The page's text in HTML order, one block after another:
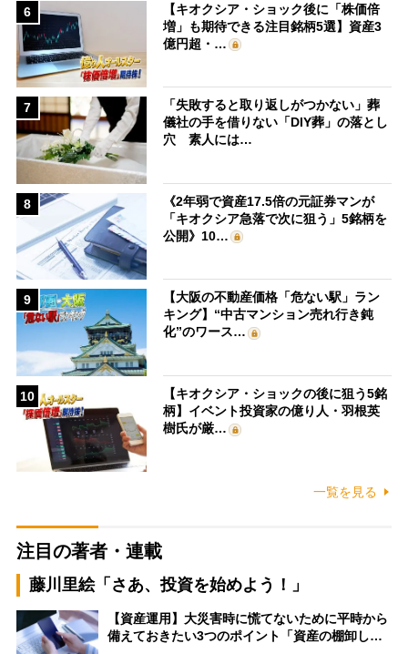
6
【キオクシア・ショック後に「株価倍
増」も期待できる注目銘柄5選】資産3
億円超・…
7
「失敗すると取り返しがつかない」葬
儀社の手を借りない「DIY葬」の落とし
穴 素人には…
8
《2年弱で資産17.5倍の元証券マンが
「キオクシア急落で次に狙う」5銘柄を
公開》10…
9
【大阪の不動産価格「危ない駅」ラン
キング】“中古マンション売れ行き鈍
化”のワース…
10
【キオクシア・ショックの後に狙う5銘
柄】イベント投資家の億り人・羽根英
樹氏が厳…
一覧を見る
注目の著者・連載
藤川里絵「さあ、投資を始めよう！」
【資産運用】大災害時に慌てないために平時から
備えておきたい3つのポイント「資産の棚卸し…